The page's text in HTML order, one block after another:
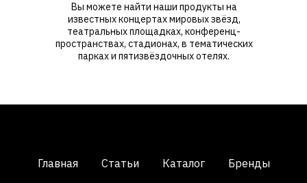
Вы можете найти наши продукты на
известных концертах мировых звёзд,
театральных площадках, конференц-
пространствах, стадионах, в тематических
парках и пятизвёздочных отелях.
Главная Статьи Каталог
Бренды